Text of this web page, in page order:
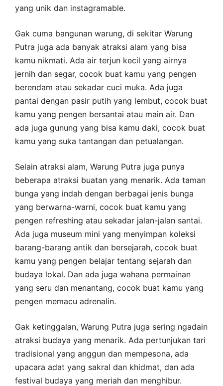
yang unik dan instagramable.
Gak cuma bangunan warung, di sekitar Warung
Putra juga ada banyak atraksi alam yang bisa
kamu nikmati. Ada air terjun kecil yang airnya
jernih dan segar, cocok buat kamu yang pengen
berendam atau sekadar cuci muka. Ada juga
pantai dengan pasir putih yang lembut, cocok buat
kamu yang pengen bersantai atau main air. Dan
ada juga gunung yang bisa kamu daki, cocok buat
kamu yang suka tantangan dan petualangan.
Selain atraksi alam, Warung Putra juga punya
beberapa atraksi buatan yang menarik. Ada taman
bunga yang indah dengan berbagai jenis bunga
yang berwarna-warni, cocok buat kamu yang
pengen refreshing atau sekadar jalan-jalan santai.
Ada juga museum mini yang menyimpan koleksi
barang-barang antik dan bersejarah, cocok buat
kamu yang pengen belajar tentang sejarah dan
budaya lokal. Dan ada juga wahana permainan
yang seru dan menantang, cocok buat kamu yang
pengen memacu adrenalin.
Gak ketinggalan, Warung Putra juga sering ngadain
atraksi budaya yang menarik. Ada pertunjukan tari
tradisional yang anggun dan mempesona, ada
upacara adat yang sakral dan khidmat, dan ada
festival budaya yang meriah dan menghibur.